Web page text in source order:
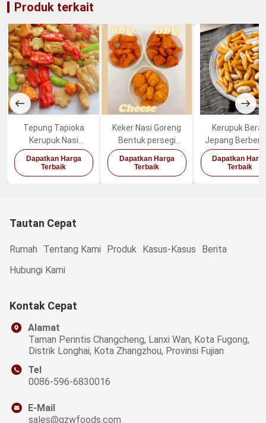
Produk terkait
Tepung Tapioka
Kerupuk Nasi
Jepang Campur
Warna Warni Rendah
Lemak
Dapatkan Harga
Terbaik
Keker Nasi Goreng
Bentuk persegi
panjang
Dapatkan Harga
Terbaik
Kerupuk
Jepang
Biji Kesemek
Panggang
Kacang Sehat
Dapatkan
Terbaik
Tautan Cepat
Rumah Tentang Kami Produk Kasus-Kasus
Berita
Hubungi Kami
Kontak Cepat
Alamat
Taman Perintis Changcheng, Lanxi Wan, Kota Fugong,
Distrik Longhai, Kota Zhangzhou, Provinsi Fujian
Tel
0086-596-6830016
E-Mail
sales@qzwfoods.com